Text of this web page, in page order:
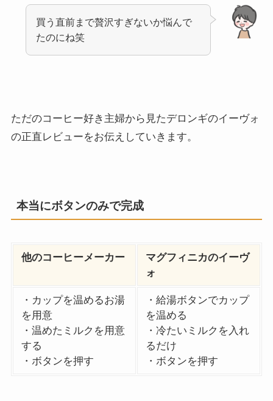
買う直前まで贅沢すぎないか悩んで
たのにね笑
ただのコーヒー好き主婦から見たデロンギのイーヴォ
の正直レビューをお伝えしていきます。
本当にボタンのみで完成
他のコーヒーメーカー
マグフィニカのイーヴ
ォ
・カップを温めるお湯
を用意
・温めたミルクを用意
する
・ボタンを押す
・給湯ボタンでカップ
を温める
・冷たいミルクを入れ
るだけ
・ボタンを押す